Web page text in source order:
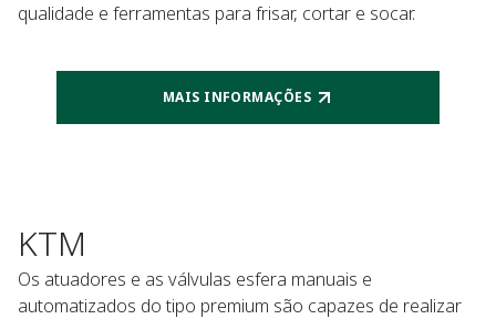
qualidade e ferramentas para frisar, cortar e socar.
MAIS INFORMAÇÕES
KTM
Os atuadores e as válvulas esfera manuais e
automatizados do tipo premium são capazes de realizar